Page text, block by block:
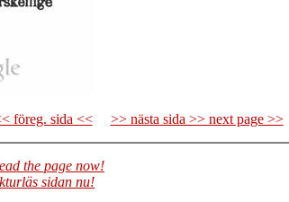
föreg. sida << >> nästa sida >> next page >>
the page now!
sidan nu!